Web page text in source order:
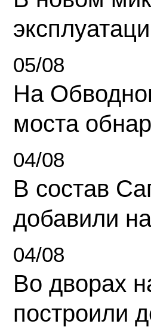
05/08
На
моста
04/08
В состав
добавили
04/08
Во дворах
построили